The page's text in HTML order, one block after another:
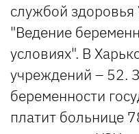
службой
"Ведение
условиях". В
учреждений – 52.
беременности
платит больнице